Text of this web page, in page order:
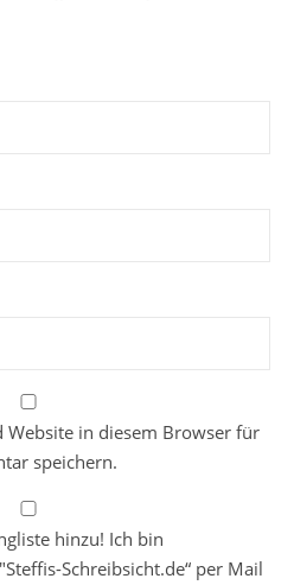
Website in diesem Browser für
speichern.
hinzu! Ich bin
Schreibsicht.de“ per Mail